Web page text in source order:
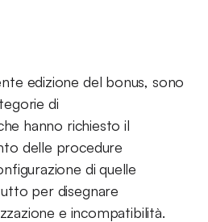
edizione del bonus, sono
di
hanno richiesto il
delle procedure
di quelle
per disegnare
e incompatibilità.